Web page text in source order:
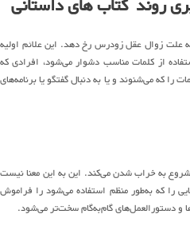
روند کتاب های داستانی
زوال عقل زودرس رخ دهد. این علائم اولیه
از کلمات مناسب دشوار می‌شود، افرادی که
را که می‌شنوند و یا به دنبال گفتگو یا برنامه‌های
به خراب شدن می‌کند. این به این معنا نیست
را که به‌طور منظم استفاده می‌شود را فراموش
و دستورالعمل‌های گام‌به‌گام سخت‌تر می‌شود.